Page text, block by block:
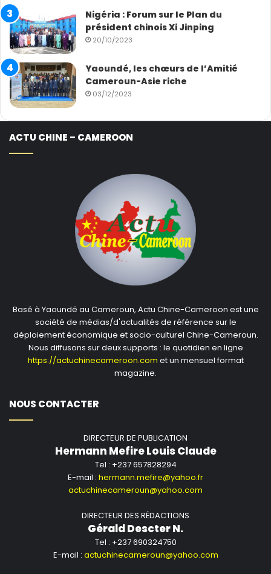
Nigéria : Forum sur le Plan du
président chinois Xi Jinping
20/10/2023
Yaoundé, les chœurs de l’Amitié
Cameroun-Asie riche
03/12/2023
ACTU CHINE – CAMEROON
Basé à Yaoundé au Cameroun, Actu Chine-Cameroon est une
société de médias/d'actualités de référence sur le
déploiement économique et socio-culturel Chine-Cameroun.
Nous diffusons sur deux supports : le quotidien en ligne
https://actuchinecameroon.com et un mensuel format
magazine.
NOUS CONTACTER
DIRECTEUR DE PUBLICATION
Hermann Mefire Louis Claude
Tel : +237 657828294
E-mail : hermann.mefire@yahoo.fr
actuchinecameroun@yahoo.com
DIRECTEUR DES RÉDACTIONS
Gérald Descter N.
Tel : +237 690324750
E-mail : actuchinecameroun@yahoo.com